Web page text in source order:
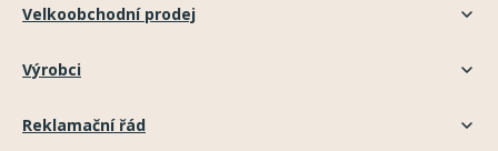
Velkoobchodní prodej
Výrobci
Reklamační řád